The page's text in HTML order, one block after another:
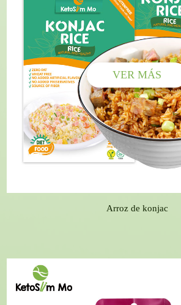
Arroz de konjac
VER MÁS